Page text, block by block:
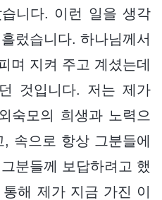
니다. 이런 일을 생각
렀습니다. 하나님께서
며 지켜 주고 계셨는데
것입니다. 저는 제가
숙모의 희생과 노력으
속으로 항상 그분들에
분들께 보답하려고 했
해 제가 지금 가진 이